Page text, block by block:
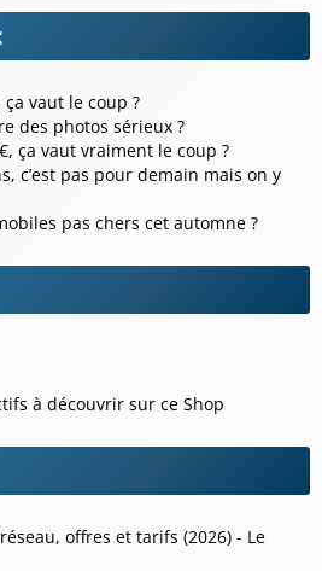
vaut le coup ?
des photos sérieux ?
ça vaut vraiment le coup ?
c’est pas pour demain mais on y
pas chers cet automne ?
à découvrir sur ce Shop
offres et tarifs (2026) - Le